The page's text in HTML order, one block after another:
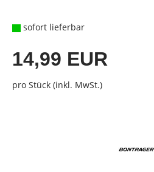
sofort lieferbar
14,99 EUR
pro Stück (inkl. MwSt.)